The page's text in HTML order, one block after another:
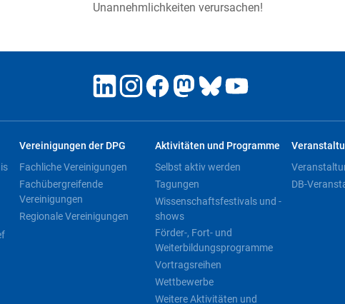
Unannehmlichkeiten verursachen!
Vereinigungen der DPG
Fachliche Vereinigungen
Fachübergreifende
Vereinigungen
Regionale Vereinigungen
Aktivitäten und Programme
Selbst aktiv werden
Tagungen
Wissenschaftsfestivals und -
shows
Förder-, Fort- und
Weiterbildungsprogramme
Vortragsreihen
Wettbewerbe
Weitere Aktivitäten und
DB-